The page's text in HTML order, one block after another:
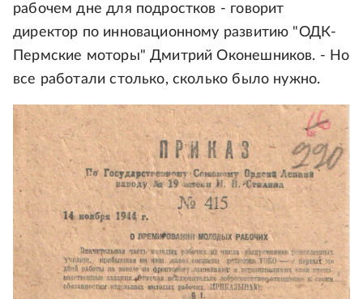
рабочем дне для подростков - говорит
директор по инновационному развитию "ОДК-
Пермские моторы" Дмитрий Оконешников. - Но
все работали столько, сколько было нужно.